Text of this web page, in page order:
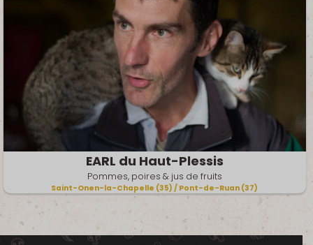
EARL du Haut-Plessis
Pommes, poires & jus de fruits
Saint-Onen-la-Chapelle (35) / Pont-de-Ruan (37)